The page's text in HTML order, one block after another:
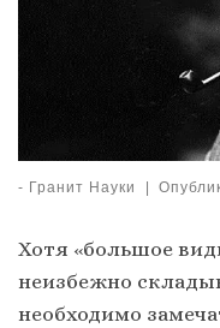
- Гранит Науки |
Хотя «большое
неизбежно
необходимо